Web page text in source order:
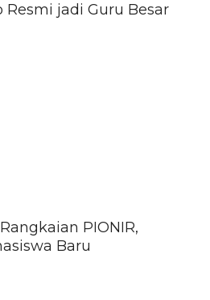
Resmi jadi Guru Besar
PIONIR,
Baru